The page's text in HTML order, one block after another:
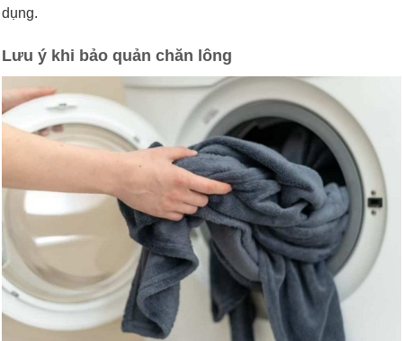
dụng.
Lưu ý khi bảo quản chăn lông